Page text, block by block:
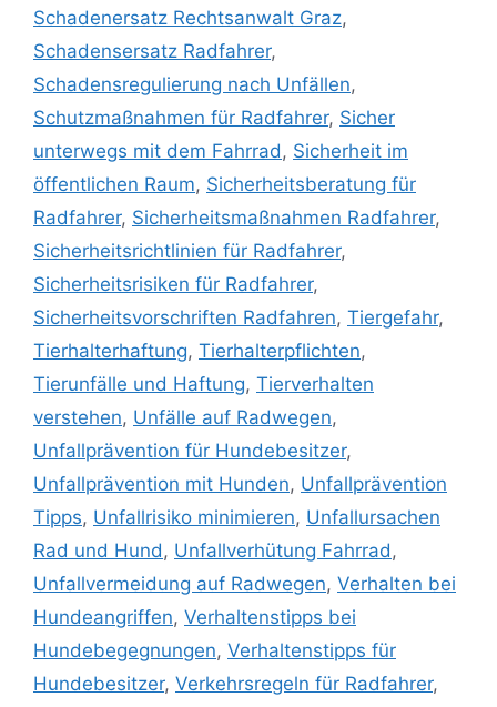
Schadenersatz Rechtsanwalt Graz,
Schadensersatz Radfahrer,
Schadensregulierung nach Unfällen,
Schutzmaßnahmen für Radfahrer, Sicher
unterwegs mit dem Fahrrad , Sicherheit im
öffentlichen Raum, Sicherheitsberatung für
Radfahrer, Sicherheitsmaßnahmen Radfahrer,
Sicherheitsrichtlinien für Radfahrer,
Sicherheitsrisiken für Radfahrer,
Sicherheitsvorschriften Radfahren, Tiergefahr,
Tierhalterhaftung, Tierhalterpflichten,
Tierunfälle und Haftung, Tierverhalten
verstehen, Unfälle auf Radwegen,
Unfallprävention für Hundebesitzer,
Unfallprävention mit Hunden, Unfallprävention
Tipps, Unfallrisiko minimieren, Unfallursachen
Rad und Hund , Unfallverhütung Fahrrad ,
Unfallvermeidung auf Radwegen, Verhalten bei
Hundeangriffen, Verhaltenstipps bei
Hundebegegnungen, Verhaltenstipps für
Hundebesitzer, Verkehrsregeln für Radfahrer,